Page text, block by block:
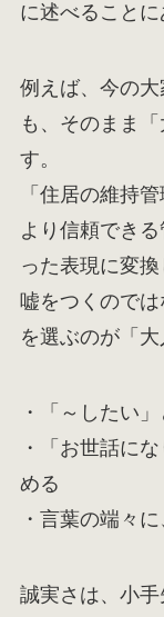
に述べることに
例えば、今の
も、そのまま
す。
「住居の維持
より信頼でき
った表現に変換
嘘をつくので
を選ぶのが「大
・「～したい
・「お世話に
める
・言葉の端々
誠実さは、小